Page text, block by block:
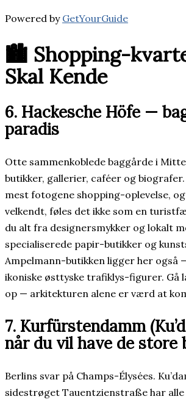
Powered by GetYourGuide
🏙️ Shopping-
Skal Kende
6. Hackesche Höfe —
paradis
Otte sammenkoblede baggårde i
butikker, gallerier, caféer og
mest fotogene shopping-oplevelse,
velkendt, føles det ikke som en
du alt fra designersmykker og lokalt
specialiserede papir-butikker og
Ampelmann-butikken ligger her også
ikoniske østtyske trafiklys-figurer. Gå
op — arkitekturen alene er værd at
7. Kurfürstendamm
når du vil have de store
Berlins svar på Champs-Élysées.
sidestrøget Tauentzienstraße har